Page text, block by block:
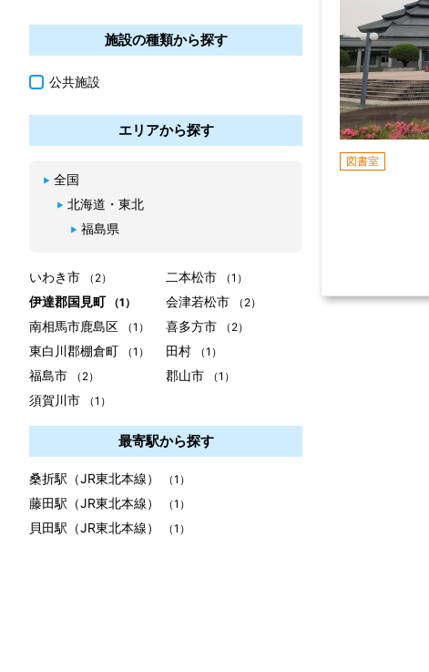
図書室
施設の種類から探す
公共施設
エリアから探す
全国
北海道・東北
福島県
いわき市 （2） 二本松市 （1）
伊達郡国見町 （1） 会津若松市 （2）
南相馬市鹿島区 （1） 喜多方市 （2）
東白川郡棚倉町 （1） 田村 （1）
福島市 （2） 郡山市 （1）
須賀川市 （1）
最寄駅から探す
桑折駅（JR東北本線） （1）
藤田駅（JR東北本線） （1）
貝田駅（JR東北本線） （1）